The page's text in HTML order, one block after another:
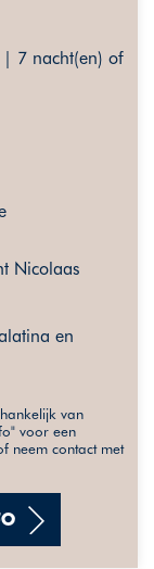
7 nacht(en) of
Nicolaas
en
van
voor een
neem contact met